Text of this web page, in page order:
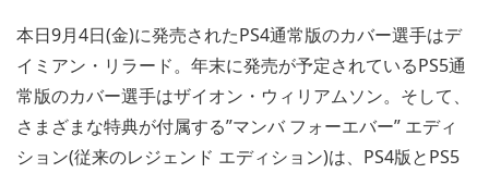
本日9月4日(金)に発売されたPS4通常版のカバー選手はデ
イミアン・リラード。年末に発売が予定されているPS5通
常版のカバー選手はザイオン・ウィリアムソン。そして、
さまざまな特典が付属する”マンバ フォーエバー” エディ
ション(従来のレジェンド エディション)は、PS4版とPS5